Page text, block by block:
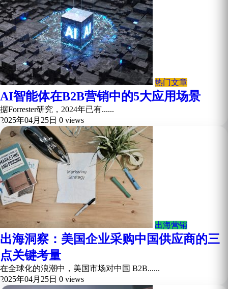
热门文章
AI智能体在B2B营销中的5大应用场景
据Forrester研究，2024年已有......
2025年04月25日 0 views
出海营销
出海洞察：美国企业采购中国供应商的三
点关键考量
在全球化的浪潮中，美国市场对中国 B2B......
2025年04月25日 0 views